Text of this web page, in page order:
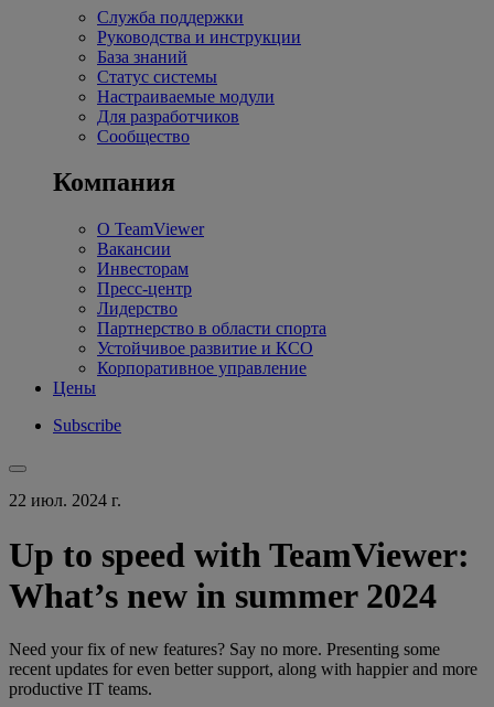
Служба поддержки
Руководства и инструкции
База знаний
Статус системы
Настраиваемые модули
Для разработчиков
Сообщество
Компания
О TeamViewer
Вакансии
Инвесторам
Пресс-центр
Лидерство
Партнерство в области спорта
Устойчивое развитие и КСО
Корпоративное управление
Цены
Subscribe
22 июл. 2024 г.
Up to speed with TeamViewer:
What’s new in summer 2024
Need your fix of new features? Say no more. Presenting some
recent updates for even better support, along with happier and more
productive IT teams.